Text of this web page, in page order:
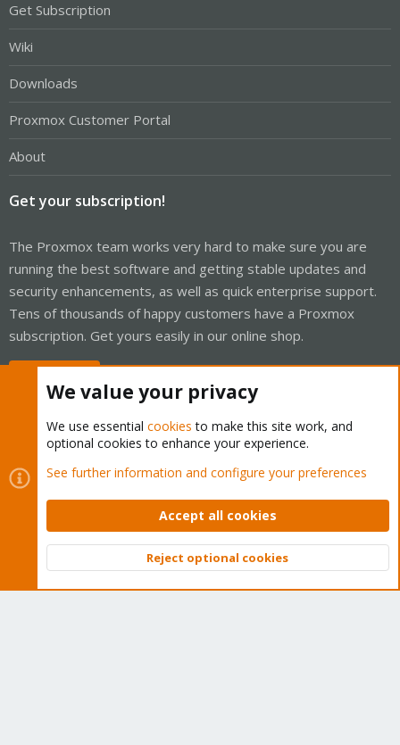
Get Subscription
Wiki
Downloads
Proxmox Customer Portal
About
Get your subscription!
The Proxmox team works very hard to make sure you are
running the best software and getting stable updates and
security enhancements, as well as quick enterprise support.
Tens of thousands of happy customers have a Proxmox
subscription. Get yours easily in our online shop.
Cookies
Proxmox Support Forum - Light Mode
Contact us
Terms and rules Privacy policy Help Home
Community platform by XenForo © 2010-2026 XenForo Ltd.
Top
We value your privacy
We use essential cookies to make this site work, and
optional cookies to enhance your experience.
See further information and configure your preferences
Accept all cookies
Reject optional cookies